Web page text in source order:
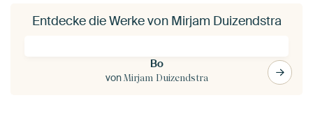
Entdecke die Werke von Mirjam Duizendstra
Bo
vonMirjam Duizendstra